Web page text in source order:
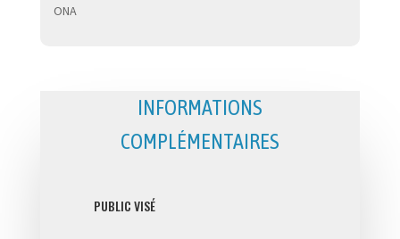
ONA
INFORMATIONS
COMPLÉMENTAIRES
PUBLIC VISÉ